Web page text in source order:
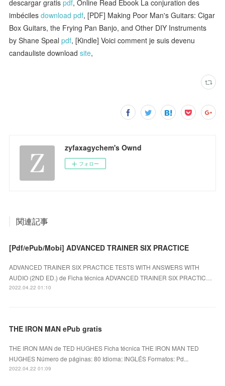
descargar gratispdf, Online Read Ebook La conjuration des
imbécilesdownload pdf, [PDF] Making Poor Man's Guitars: Cigar
Box Guitars, the Frying Pan Banjo, and Other DIY Instruments
by Shane Spealpdf, [Kindle] Voici comment je suis devenu
candauliste downloadsite,
zyfaxagychem's Ownd
フォロー
関連記事
[Pdf/ePub/Mobi] ADVANCED TRAINER SIX PRACTICE
ADVANCED TRAINER SIX PRACTICE TESTS WITH ANSWERS WITH
AUDIO (2ND ED.) de Ficha técnica ADVANCED TRAINER SIX PRACTIC…
2022.04.22 01:10
THE IRON MAN ePub gratis
THE IRON MAN de TED HUGHES Ficha técnica THE IRON MAN TED
HUGHES Número de páginas: 80 Idioma: INGLÉS Formatos: Pd...
2022.04.22 01:09